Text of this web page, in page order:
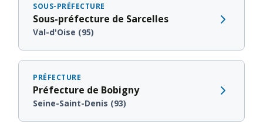
SOUS-PRÉFECTURE
Sous-préfecture de Sarcelles
Val-d'Oise (95)
PRÉFECTURE
Préfecture de Bobigny
Seine-Saint-Denis (93)